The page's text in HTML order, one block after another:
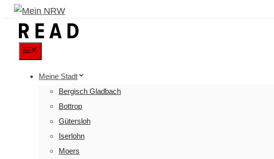
Meine Stadt
Bergisch Gladbach
Bottrop
Gütersloh
Iserlohn
Moers